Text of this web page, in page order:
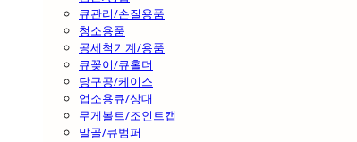
큐관리/손질용품
청소용품
공세척기계/용품
큐꽂이/큐홀더
당구공/케이스
업소용큐/상대
무게볼트/조인트캡
말골/큐범퍼